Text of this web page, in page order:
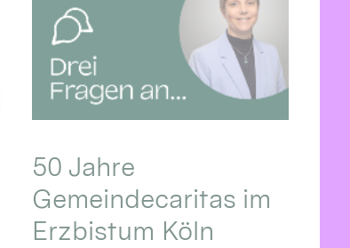
50 Jahre
Gemeindecaritas im
Erzbistum Köln